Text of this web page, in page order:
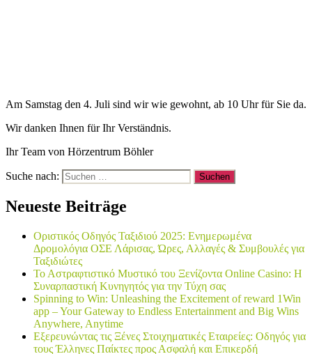
Am Samstag den 4. Juli sind wir wie gewohnt, ab 10 Uhr für Sie da.
Wir danken Ihnen für Ihr Verständnis.
Ihr Team von Hörzentrum Böhler
Suche nach:
Neueste Beiträge
Οριστικός Οδηγός Ταξιδιού 2025: Ενημερωμένα
Δρομολόγια ΟΣΕ Λάρισας, Ώρες, Αλλαγές & Συμβουλές για
Ταξιδιώτες
Το Αστραφτιστικό Μυστικό του Ξενίζοντα Online Casino: Η
Συναρπαστική Κυνηγητός για την Τύχη σας
Spinning to Win: Unleashing the Excitement of reward 1Win
app – Your Gateway to Endless Entertainment and Big Wins
Anywhere, Anytime
Εξερευνώντας τις Ξένες Στοιχηματικές Εταιρείες: Οδηγός για
τους Έλληνες Παίκτες προς Ασφαλή και Επικερδή